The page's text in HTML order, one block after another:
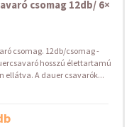
csomag 12db/ 6×
csomag. 12db/csomag -
hosszú élettartamú
ellátva. A dauer csavarók...